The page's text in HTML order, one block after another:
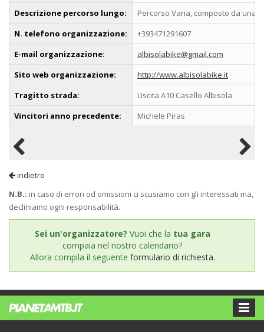
Descrizione percorso lungo:
Percorso Varia, composto da una
N. telefono organizzazione:
+393471291607
E-mail organizzazione:
albisolabike@gmail.com
Sito web organizzazione:
http://www.albisolabike.it
Tragitto strada:
Uscita A10 Casello Albisola
Vincitori anno precedente:
Michele Piras
indietro
N.B.: in caso di errori od omissioni ci scusiamo con gli interessati ma,
decliniamo ogni responsabilità.
Sei un'organizzatore? Vuoi che la tua gara
compaia nel nostro calendario?
Allora compila il seguente formulario di richiesta.